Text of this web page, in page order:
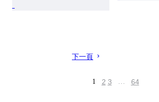
下一頁
1 2 3 … 64